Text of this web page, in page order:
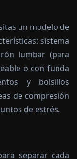
un modelo de
sistema
lumbar (para
o con funda
y bolsillos
de compresión
de estrés.
separar cada